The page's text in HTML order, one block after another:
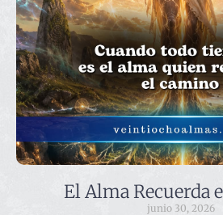
El Alma Recuerda
junio 30, 2026